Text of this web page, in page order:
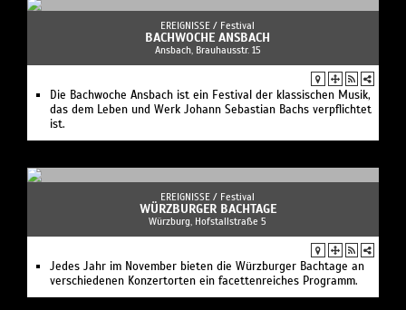
EREIGNISSE / Festival
BACHWOCHE ANSBACH
Ansbach, Brauhausstr. 15
Die Bachwoche Ansbach ist ein Festival der klassischen Musik,
das dem Leben und Werk Johann Sebastian Bachs verpflichtet
ist.
EREIGNISSE / Festival
WÜRZBURGER BACHTAGE
Würzburg, Hofstallstraße 5
Jedes Jahr im November bieten die Würzburger Bachtage an
verschiedenen Konzertorten ein facettenreiches Programm.